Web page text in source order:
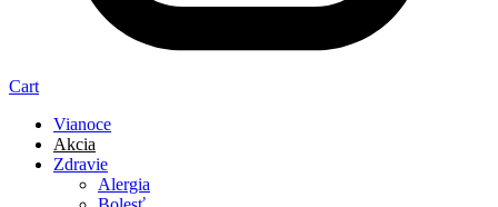
Cart
Vianoce
Akcia
Zdravie
Alergia